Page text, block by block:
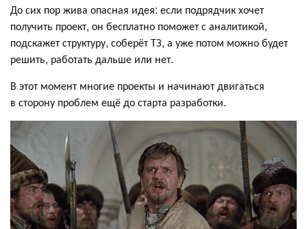
До сих пор жива опасная идея: если подрядчик хочет
получить проект, он бесплатно поможет с аналитикой,
подскажет структуру, соберёт ТЗ, а уже потом можно будет
решить, работать дальше или нет.
В этот момент многие проекты и начинают двигаться
в сторону проблем ещё до старта разработки.